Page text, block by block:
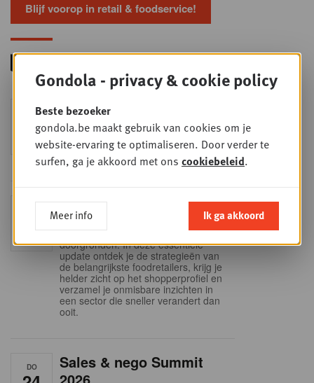
Blijf voorop in retail & foodservice!
WOE
9
SEP
Foodservice - Joint
business planning
Intro to Negotiation: Succes aan de
onderhandelingstafel is geen toeval!
15
Into Retail - Sold out
Mis deze unieke kans niet om het
Belgische retaillandschap volledig te
doorgronden. In deze essentiële
update ontdek je de strategieën van
de belangrijkste foodretailers, krijg je
helder zicht op het shopperprofiel en
verzamel je onmisbare inzichten in
een sector die sneller verandert dan
ooit.
DO
Sales & nego Summit
Gondola - privacy & cookie policy
Beste bezoeker
gondola.be maakt gebruik van cookies om je
website-ervaring te optimaliseren. Door verder te
surfen, ga je akkoord met ons cookiebeleid.
Meer info Ik ga akkoord